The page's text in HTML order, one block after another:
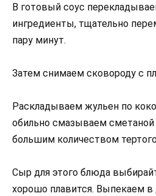
В готовый соус
ингредиенты, тщательно
пару минут.
Затем снимаем сковороду с
Раскладываем жульен по
обильно смазываем
большим количеством
Сыр для этого блюда
хорошо плавится. Выпекаем в